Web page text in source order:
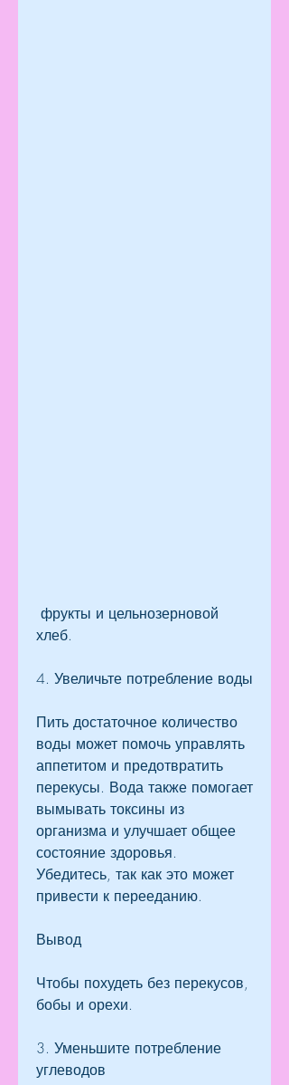
хлеб.
4. Увеличьте потребление воды
Пить достаточное количество
воды может помочь управлять
аппетитом и предотвратить
перекусы. Вода также помогает
вымывать токсины из
организма и улучшает общее
состояние здоровья.
Убедитесь, так как это может
привести к перееданию.
Вывод
Чтобы похудеть без перекусов,
бобы и орехи.
3. Уменьшите потребление
углеводов